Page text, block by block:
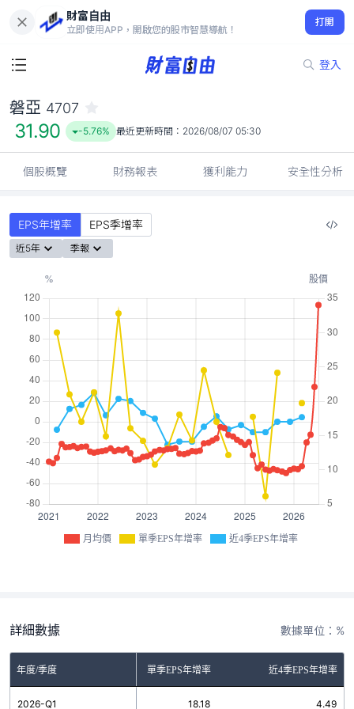
財富自由
立即使用APP，開啟您的股市智慧導航！
打開
登入
31.90
-5.76%
磐亞 4707
31.90 -5.76% 最近更新時間： 2026/08/07 05:30
個股概覽 財務報表 獲利能力 安全性分析
EPS年增率 EPS季增率
近5年 季報
月均價 單季EPS年增率 近4季EPS年增率
詳細數據 數據單位：%
年度/季度 單季EPS年增率 近4季EPS年增率
2026-Q1 18.18 4.49